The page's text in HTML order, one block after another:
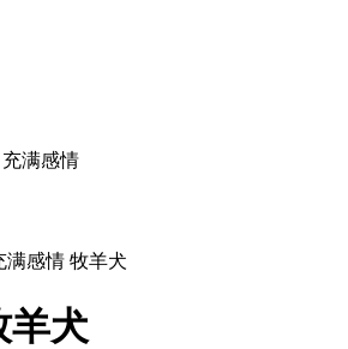
满感情
满感情 牧羊犬
羊犬